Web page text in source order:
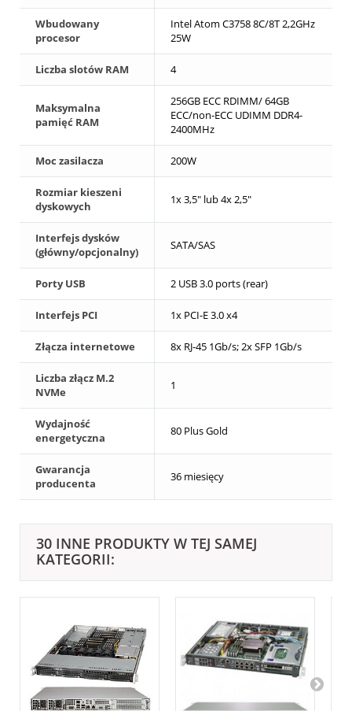
Wbudowany
procesor
Intel Atom C3758 8C/8T 2,2GHz
25W
Liczba slotów RAM 4
Maksymalna
pamięć RAM
256GB ECC RDIMM/ 64GB
ECC/non-ECC UDIMM DDR4-
2400MHz
Moc zasilacza 200W
Rozmiar kieszeni
dyskowych
1x 3,5" lub 4x 2,5"
Interfejs dysków
(główny/opcjonalny)
SATA/SAS
Porty USB 2 USB 3.0 ports (rear)
Interfejs PCI 1x PCI-E 3.0 x4
Złącza internetowe 8x RJ-45 1Gb/s; 2x SFP 1Gb/s
Liczba złącz M.2
NVMe
1
Wydajność
energetyczna
80 Plus Gold
Gwarancja
producenta
36 miesięcy
30 INNE PRODUKTY W TEJ SAMEJ
KATEGORII: